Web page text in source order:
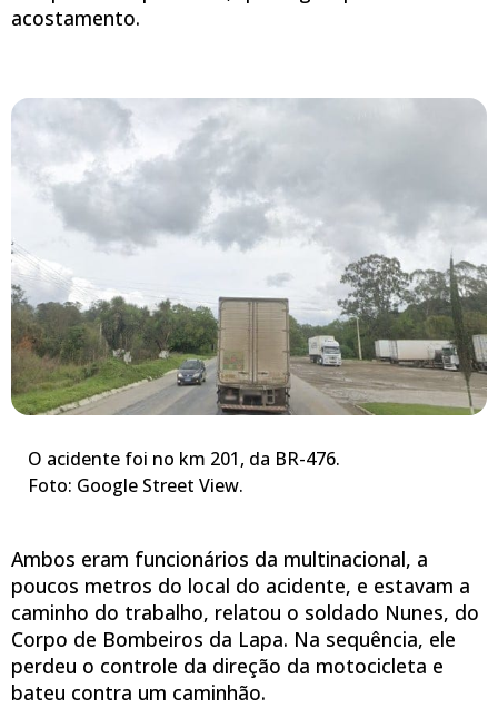
acostamento.
O acidente foi no km 201, da BR-476.
Foto: Google Street View.
Ambos eram funcionários da multinacional, a
poucos metros do local do acidente, e estavam a
caminho do trabalho, relatou o soldado Nunes, do
Corpo de Bombeiros da Lapa. Na sequência, ele
perdeu o controle da direção da motocicleta e
bateu contra um caminhão.